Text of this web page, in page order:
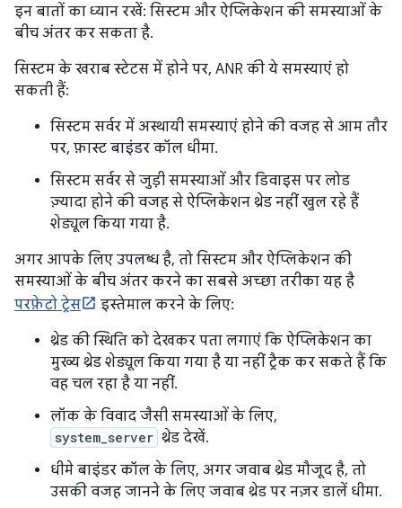
इन बातों का ध्यान रखें: सिस्टम और ऐप्लिकेशन की समस्याओं के
बीच अंतर कर सकता है.
सिस्टम के खराब स्टेटस में होने पर, ANR की ये समस्याएं हो
सकती हैं:
सिस्टम सर्वर में अस्थायी समस्याएं होने की वजह से आम तौर
पर, फ़ास्ट बाइंडर कॉल धीमा.
सिस्टम सर्वर से जुड़ी समस्याओं और डिवाइस पर लोड
ज़्यादा होने की वजह से ऐप्लिकेशन थ्रेड नहीं खुल रहे हैं
शेड्यूल किया गया है.
अगर आपके लिए उपलब्ध है, तो सिस्टम और ऐप्लिकेशन की
समस्याओं के बीच अंतर करने का सबसे अच्छा तरीका यह है
परफ़ेटो ट्रेस
इस्तेमाल करने के लिए:
थ्रेड की स्थिति को देखकर पता लगाएं कि ऐप्लिकेशन का
मुख्य थ्रेड शेड्यूल किया गया है या नहीं ट्रैक कर सकते हैं कि
वह चल रहा है या नहीं.
लॉक के विवाद जैसी समस्याओं के लिए,
system_server थ्रेड देखें.
धीमे बाइंडर कॉल के लिए, अगर जवाब थ्रेड मौजूद है, तो
उसकी वजह जानने के लिए जवाब थ्रेड पर नज़र डालें धीमा.